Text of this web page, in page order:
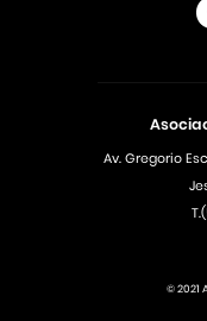
Av. Gregorio
© 2021